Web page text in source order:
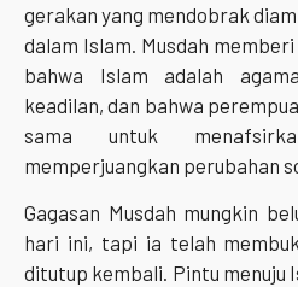
gerakan yang mendobrak
dalam Islam. Musdah
bahwa Islam adalah
keadilan, dan bahwa
sama untuk
memperjuangkan perubahan
Gagasan Musdah mungkin
hari ini, tapi ia telah
ditutup kembali. Pintu menuju